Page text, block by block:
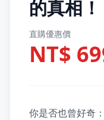
的真相！
直購優惠價
NT$
你是否也曾好奇：